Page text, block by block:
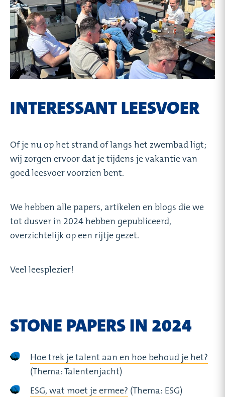
INTERESSANT LEESVOER
Of je nu op het strand of langs het zwembad ligt;
wij zorgen ervoor dat je tijdens je vakantie van
goed leesvoer voorzien bent.
We hebben alle papers, artikelen en blogs die we
tot dusver in 2024 hebben gepubliceerd,
overzichtelijk op een rijtje gezet.
Veel leesplezier!
STONE PAPERS IN 2024
Hoe trek je talent aan en hoe behoud je het?
(Thema: Talentenjacht)
ESG, wat moet je ermee? (Thema: ESG)